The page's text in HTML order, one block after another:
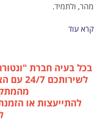
מהר, ולתמיד.
קרא עוד
בכל בעיה חברת
להתייעצות או